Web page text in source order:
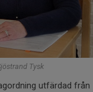
Tysk
utfärdad från